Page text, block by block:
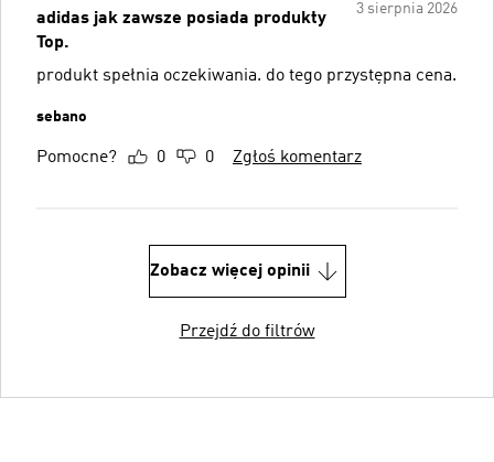
3 sierpnia 2026
adidas jak zawsze posiada produkty
Top.
produkt spełnia oczekiwania. do tego przystępna cena.
sebano
Pomocne? 0 0 Zgłoś komentarz
Zobacz więcej opinii
Przejdź do filtrów